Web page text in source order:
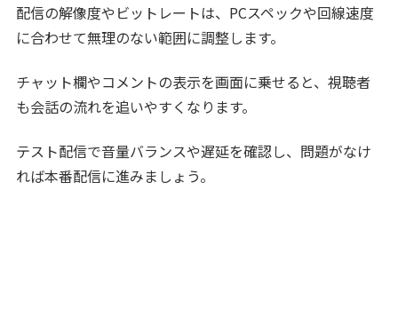
配信の解像度やビットレートは、PCスペックや回線速度
に合わせて無理のない範囲に調整します。
チャット欄やコメントの表示を画面に乗せると、視聴者
も会話の流れを追いやすくなります。
テスト配信で音量バランスや遅延を確認し、問題がなけ
れば本番配信に進みましょう。